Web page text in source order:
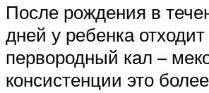
После рождения в
дней у ребенка отходит
первородный кал –
консистенции это